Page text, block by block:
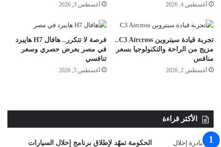
أغسطس 4, 2026 أغسطس 3, 2026
تجربة قيادة سيتروين C3 Aircross..
مزيج من الراحة والتكنولوجيا بسعر
منافس
أغسطس 2, 2026
فرصة لا تتكرر.. هافال H7 هايبرد
في مصر بعرض حصري وسعر
تنافسي
أغسطس 5, 2026
الأكثر قراءة
الحكومة تمهّد لإطلاق برنامج إحلال السيارات